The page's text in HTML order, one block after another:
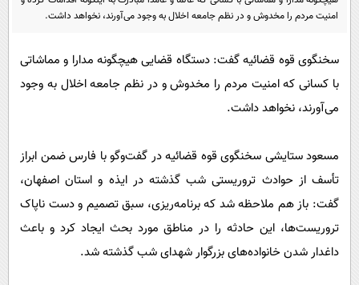
سرگرمی
گوناگون
سلامت
فرهنگی
بین الملل
اجتماعی
پیامک
آشپزی
دانلود
امنیت مردم را مخدوش و در نظم جامعه اخلال به وجود می‌آورند، نخواهد داشت.
سخنگوی قوه قضائیه گفت: دستگاه قضایی هیچگونه مدارا و مماشاتی
با کسانی که امنیت مردم را مخدوش و در نظم جامعه اخلال به وجود
می‌آورند، نخواهد داشت.
مسعود ستایشی سخنگوی قوه قضائیه در گفت‌وگو با فارس ضمن ابراز
تأسف از حوادث تروریستی شب گذشته در ایذه و استان اصفهان،
گفت: باز هم ملاحظه شد که برنامه‌ریزی، سبق تصمیم و دست ناپاک
تروریست‌ها، این حادثه را در مناطق مورد بحث ایجاد کرد و باعث
داغدار شدن خانواده‌های بزرگوار شهدای شب گذشته شد‌.